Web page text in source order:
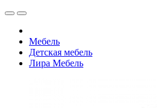
Мебель
Детская мебель
Лира Мебель